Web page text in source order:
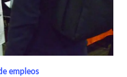
empleos